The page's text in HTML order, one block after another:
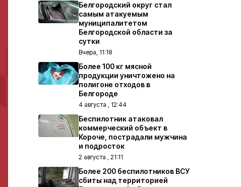
Белгородский округ стал
самым атакуемым
муниципалитетом
Белгородской области за
сутки
Вчера, 11:18
Более 100 кг мясной
продукции уничтожено на
полигоне отходов в
Белгороде
4 августа , 12:44
Беспилотник атаковал
коммерческий объект в
Короче, пострадали мужчина
и подросток
2 августа , 21:11
Более 200 беспилотников ВСУ
сбиты над территорией